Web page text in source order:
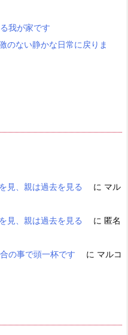
我が家です
のない静かな日常に戻りま
見、親は過去を見る
に マル
見、親は過去を見る
に 匿名
の事で頭一杯です
に マルコ